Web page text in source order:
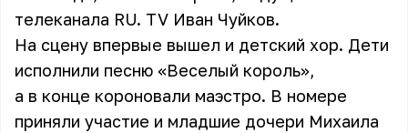
телеканала RU. TV Иван Чуйков.
На сцену впервые вышел и детский хор. Дети
исполнили песню «Веселый король»,
а в конце короновали маэстро. В номере
приняли участие и младшие дочери Михаила